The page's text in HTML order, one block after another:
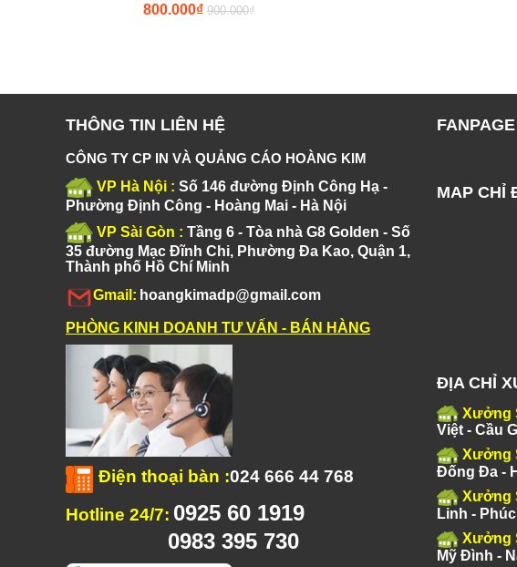
₫
900.000
₫
800.000
THÔNG TIN LIÊN HỆ
CÔNG TY CP IN VÀ QUẢNG CÁO HOÀNG KIM
VP Hà Nội : Số 146 đường Định Công Hạ -
Phường Định Công - Hoàng Mai - Hà Nội
VP Sài Gòn : Tầng 6 - Tòa nhà G8 Golden - Số
35 đường Mạc Đĩnh Chi, Phường Đa Kao, Quận 1,
Thành phố Hồ Chí Minh
Gmail: hoangkimadp@gmail.com
PHÒNG KINH DOANH TƯ VẤN - BÁN HÀNG
Điện thoại bàn :024 666 44 768
Hotline 24/7: 0925 60 1919
0983 395 730
MAP CHỈ
ĐỊA CHỈ
Xưởng
Việt - Cầu
Xưởng
Đống Đa -
Xưởng
Linh -
Xưởng
Mỹ Đình -